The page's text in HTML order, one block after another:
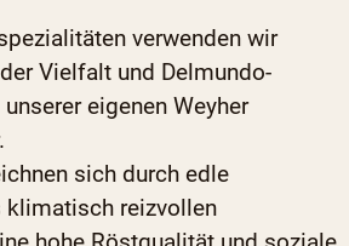
verwenden wir
Vielfalt und Delmundo-
eigenen Weyher
sich durch edle
klimatisch reizvollen